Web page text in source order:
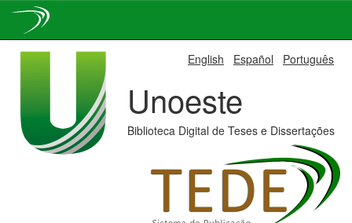
English Español Português
Unoeste
Biblioteca Digital de Teses e Dissertações